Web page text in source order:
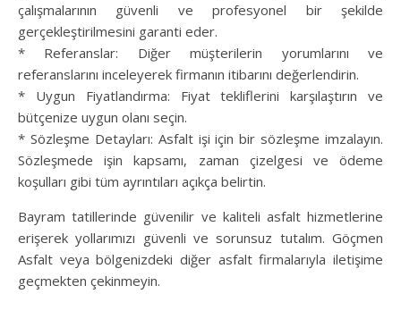
çalışmalarının güvenli ve profesyonel bir şekilde
gerçekleştirilmesini garanti eder.
* Referanslar: Diğer müşterilerin yorumlarını ve
referanslarını inceleyerek firmanın itibarını değerlendirin.
* Uygun Fiyatlandırma: Fiyat tekliflerini karşılaştırın ve
bütçenize uygun olanı seçin.
* Sözleşme Detayları: Asfalt işi için bir sözleşme imzalayın.
Sözleşmede işin kapsamı, zaman çizelgesi ve ödeme
koşulları gibi tüm ayrıntıları açıkça belirtin.
Bayram tatillerinde güvenilir ve kaliteli asfalt hizmetlerine
erişerek yollarımızı güvenli ve sorunsuz tutalım. Göçmen
Asfalt veya bölgenizdeki diğer asfalt firmalarıyla iletişime
geçmekten çekinmeyin.